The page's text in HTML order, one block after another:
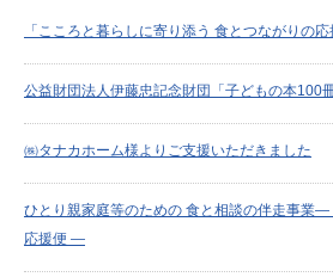
「こころと暮らしに寄り添う 食とつながりの応
公益財団法人伊藤忠記念財団「子どもの本100
㈱タナカホーム様よりご支援いただきました
ひとり親家庭等のための 食と相談の伴走事業―
応援便 ―